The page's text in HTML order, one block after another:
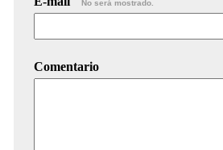
No será mostrado.
Comentario